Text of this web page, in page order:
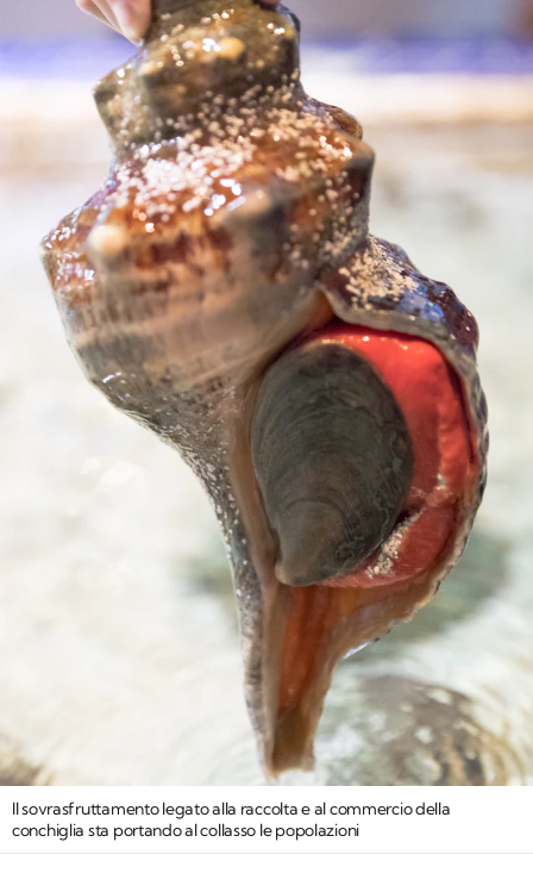
Il sovrasfruttamento legato alla raccolta e al commercio della